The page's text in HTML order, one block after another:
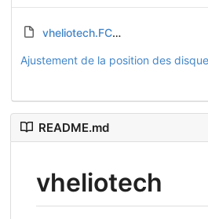
vheliotech.FCStd
README.md
vheliotech